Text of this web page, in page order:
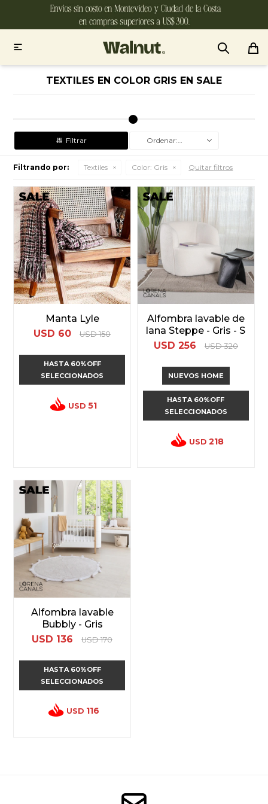

TEXTILES EN COLOR GRIS EN SALE
Recomendados
Filtrando por: Textiles Color: Gris Quitar filtros
Manta Lyle
USD 60 USD 150
HASTA 60%OFF
SELECCIONADOS
USD 51
Alfombra lavable de
lana Steppe - Gris - S
USD 256 USD 320
NUEVOS HOME
HASTA 60%OFF
SELECCIONADOS
USD 218
Alfombra lavable
Bubbly - Gris
USD 136 USD 170
HASTA 60%OFF
SELECCIONADOS
USD 116